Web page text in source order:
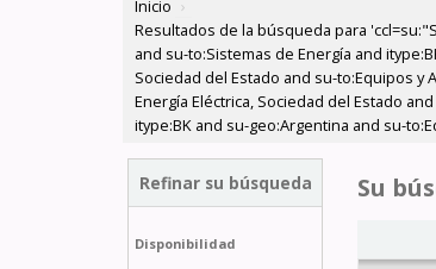
Inicio ›
Resultados de la búsqueda para
and su-to:Sistemas de Energía and
Sociedad del Estado and su-to:Equipos y
Energía Eléctrica, Sociedad del Estado
itype:BK and su-geo:Argentina and su-
Refinar su búsqueda
Disponibilidad
Su